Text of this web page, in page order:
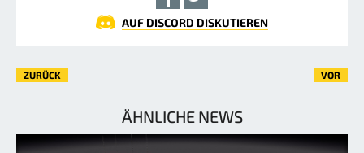
AUF DISCORD DISKUTIEREN
ZURÜCK VOR
ÄHNLICHE NEWS